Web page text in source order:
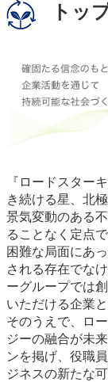
トッ
『ロードスター
き続ける星、北極
景気変動のある
ることなく定点
困難な局面にあ
される存在でな
ーグループでは
いただける企業
そのうえで、ロ
ジーの融合が未
ンを掲げ、役職
ジネスの新たな